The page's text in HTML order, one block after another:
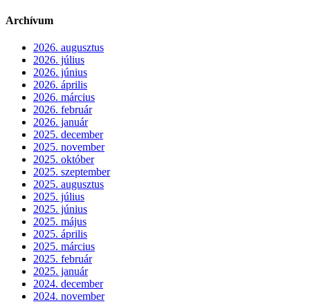
Archívum
2026. augusztus
2026. július
2026. június
2026. április
2026. március
2026. február
2026. január
2025. december
2025. november
2025. október
2025. szeptember
2025. augusztus
2025. július
2025. június
2025. május
2025. április
2025. március
2025. február
2025. január
2024. december
2024. november